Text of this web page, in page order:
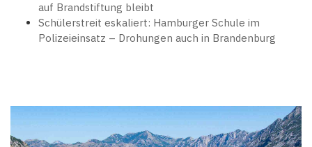
auf Brandstiftung bleibt
Schülerstreit eskaliert: Hamburger Schule im
Polizeieinsatz – Drohungen auch in Brandenburg